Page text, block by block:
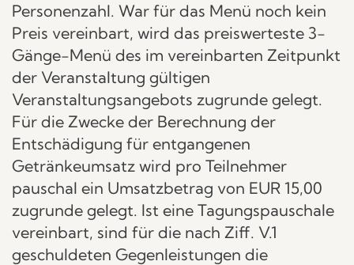
Personenzahl. War für das Menü noch kein
Preis vereinbart, wird das preiswerteste 3-
Gänge-Menü des im vereinbarten Zeitpunkt
der Veranstaltung gültigen
Veranstaltungsangebots zugrunde gelegt.
Für die Zwecke der Berechnung der
Entschädigung für entgangenen
Getränkeumsatz wird pro Teilnehmer
pauschal ein Umsatzbetrag von EUR 15,00
zugrunde gelegt. Ist eine Tagungspauschale
vereinbart, sind für die nach Ziff. V.1
geschuldeten Gegenleistungen die